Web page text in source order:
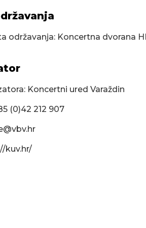
održavanja: Koncertna dvorana
Koncertni ured Varaždin
(0)42 212 907
kuv.hr/